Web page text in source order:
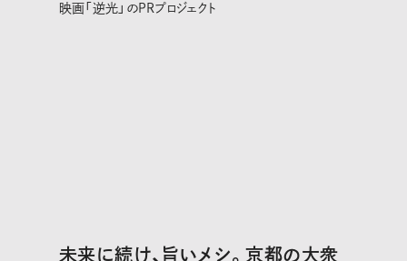
映画「逆光」のPRプロジェクト
未来に続け、旨いメシ。京都の大衆